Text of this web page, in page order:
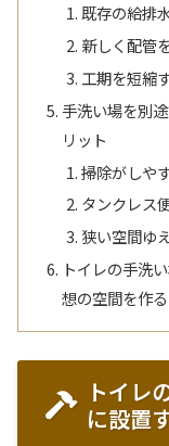
既存の給排
新しく配管
工期を短縮
手洗い場を別
リット
掃除がしや
タンクレス
狭い空間ゆ
トイレの手洗
想の空間を作る
トイレ
に設置